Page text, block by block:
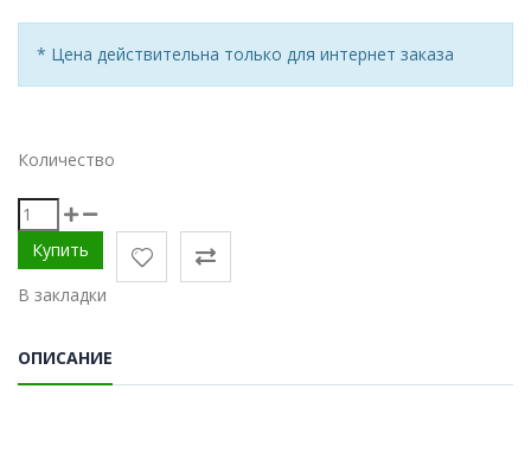
* Цена действительна только для интернет заказа
Количество
В закладки
ОПИСАНИЕ